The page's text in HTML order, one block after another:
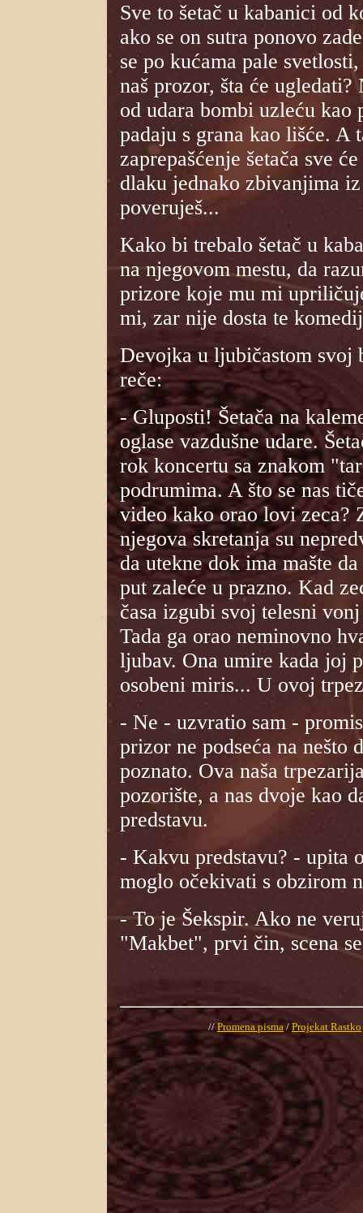
Sve to šetač u kabanici od
ako se on sutra ponovo
se po kućama pale
naš prozor, šta će
od udara bombi uzleću
padaju s grana kao lišće. A
zaprepašćenje šetača sve
dlaku jednako zbivanjima
poveruješ...
Kako bi trebalo šetač u
na njegovom mestu, da
prizore koje mu mi
mi, zar nije dosta te
Devojka u ljubičastom svoj
reče:
- Gluposti! Šetača na
oglase vazdušne udare.
rok koncertu sa znakom
podrumima. A što se nas
video kako orao lovi
njegova skretanja su
da utekne dok ima mašte
put zaleće u prazno. Kad
časa izgubi svoj telesni
Tada ga orao neminovno
ljubav. Ona umire kada joj
osobeni miris... U ovoj
- Ne - uzvratio sam -
prizor ne podseća na nešto
poznato. Ova naša
pozorište, a nas dvoje kao
predstavu.
- Kakvu predstavu? - upita
moglo očekivati s obzirom
- To je Šekspir. Ako ne
"Makbet", prvi čin, scena
// Promena pisma / Projekat Rastko